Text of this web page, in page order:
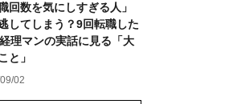
職回数を気にしすぎる人」
してしまう？9回転職した
理マンの実話に見る「大
と」
02